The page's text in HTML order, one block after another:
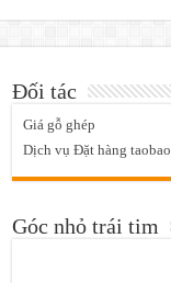
Đối tác
Giá gỗ ghép
Dịch vụ Đặt hàng taobao
Góc nhỏ trái tim